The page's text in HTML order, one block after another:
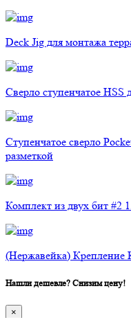
Deck Jig для монтажа
Сверло ступенчатое HSS
Ступенчатое сверло
разметкой
Комплект из двух бит #2
(Нержавейка) Крепление
Нашли дешевле? Снизим цену!
×